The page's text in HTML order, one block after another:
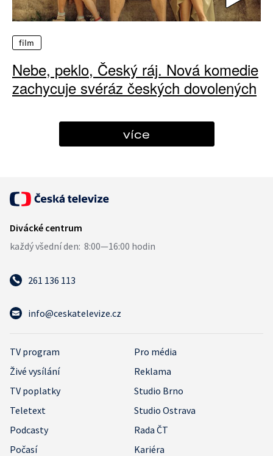
film
Nebe, peklo, Český ráj. Nová komedie
zachycuje svéráz českých dovolených
více
261 136 113
info@ceskatelevize.cz
TV program
Pro média
Živé vysílání
Reklama
TV poplatky
Studio Brno
Teletext
Studio Ostrava
Podcasty
Rada ČT
Počasí
Kariéra